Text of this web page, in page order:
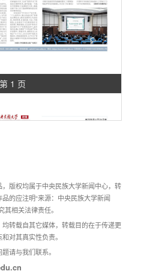
第 1 页
版权均属于中央民族大学新闻中心，转
的应注明“来源：中央民族大学新闻
其相关法律责任。
转载自其它媒体，转载目的在于传递更
对其真实性负责。
请与我们联系。